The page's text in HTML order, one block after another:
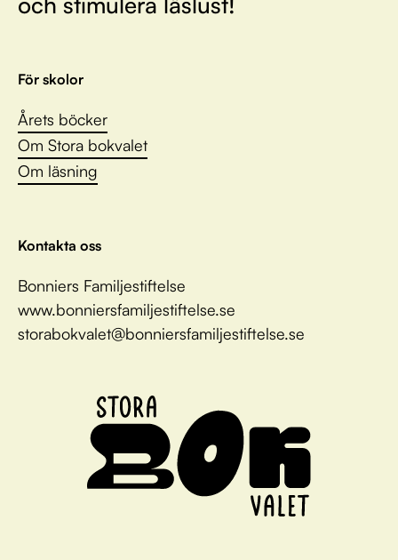
För skolor
Årets böcker
Om Stora bokvalet
Om läsning
Kontakta oss
Bonniers Familjestiftelse
www.bonniersfamiljestiftelse.se
storabokvalet@bonniersfamiljestiftelse.se